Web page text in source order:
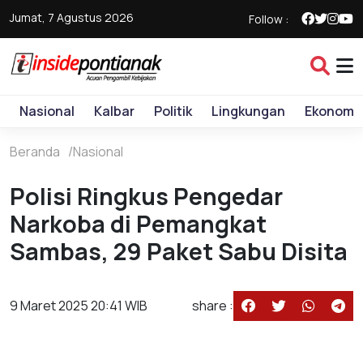
Jumat, 7 Agustus 2026 Follow :
Nasional Kalbar Politik Lingkungan Ekonomi
Beranda Nasional
Polisi Ringkus Pengedar
Narkoba di Pemangkat
Sambas, 29 Paket Sabu Disita
9 Maret 2025 20:41 WIB share :